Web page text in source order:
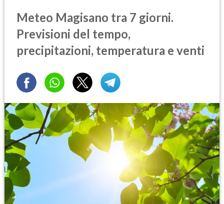
Meteo Magisano tra 7 giorni.
Previsioni del tempo,
precipitazioni, temperatura e venti